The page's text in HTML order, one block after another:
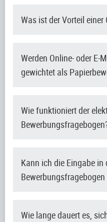
Was ist der Vorteil einer
Werden Online- oder E-
gewichtet als
Wie funktioniert der
Kann ich die Eingabe in
Wie lange dauert es,